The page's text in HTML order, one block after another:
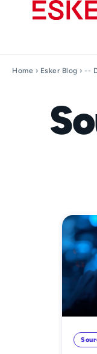
Home › Esker Blog ›--